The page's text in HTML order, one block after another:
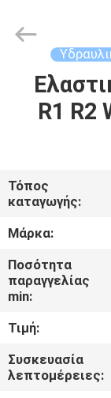
ΣΠΊΤΙ
ΠΕΡΊΠΟΥ
ΕΜΕΊΣ
ΓΎΡΟΣ
ΠΟΙΟΤΙΚΌΣ
ΈΛΕΓΧΟΣ
R1 R2
Τόπος
καταγωγής:
Μάρκα:
Ποσότητα
παραγγελίας
min:
Τιμή:
Συσκευασία
λεπτομέρειες: